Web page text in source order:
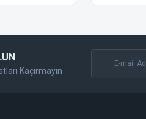
daha pahalı.
Kaçırmayın